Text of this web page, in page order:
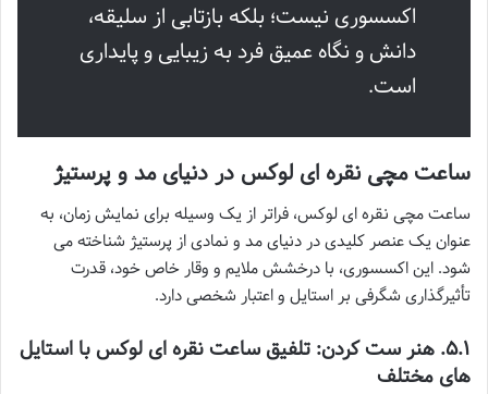
اکسسوری نیست؛ بلکه بازتابی از سلیقه،
دانش و نگاه عمیق فرد به زیبایی و پایداری
است.
ساعت مچی نقره ای لوکس در دنیای مد و پرستیژ
ساعت مچی نقره ای لوکس، فراتر از یک وسیله برای نمایش زمان، به
عنوان یک عنصر کلیدی در دنیای مد و نمادی از پرستیژ شناخته می
شود. این اکسسوری، با درخشش ملایم و وقار خاص خود، قدرت
تأثیرگذاری شگرفی بر استایل و اعتبار شخصی دارد.
۵.۱. هنر ست کردن: تلفیق ساعت نقره ای لوکس با استایل
های مختلف